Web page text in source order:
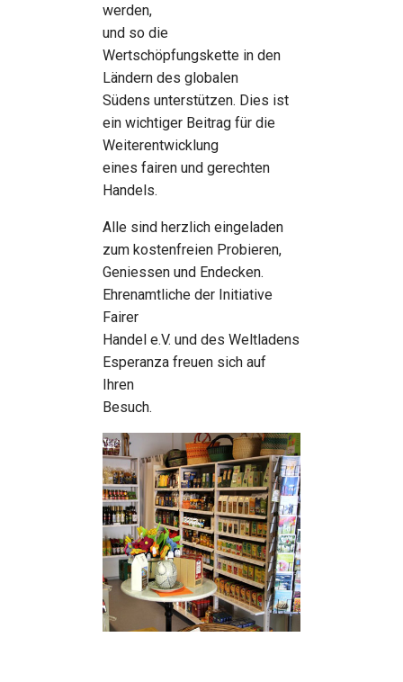
werden,
und so die
Wertschöpfungskette in den
Ländern des globalen
Südens unterstützen. Dies ist
ein wichtiger Beitrag für die
Weiterentwicklung
eines fairen und gerechten
Handels.
Alle sind herzlich eingeladen
zum kostenfreien Probieren,
Geniessen und Endecken.
Ehrenamtliche der Initiative
Fairer
Handel e.V. und des Weltladens
Esperanza freuen sich auf
Ihren
Besuch.